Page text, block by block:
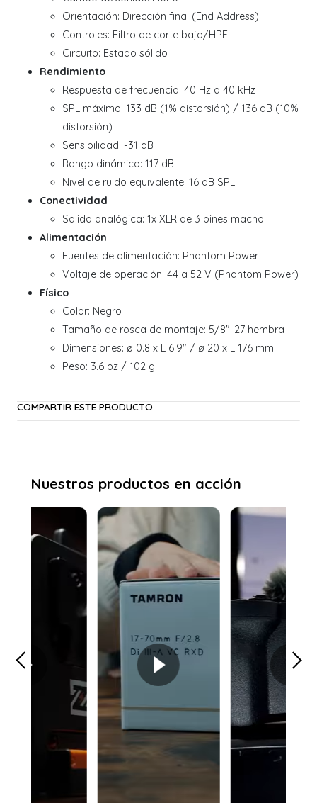
Orientación: Dirección final (End Address)
Controles: Filtro de corte bajo/HPF
Circuito: Estado sólido
Rendimiento
Respuesta de frecuencia: 40 Hz a 40 kHz
SPL máximo: 133 dB (1% distorsión) / 136 dB (10%
distorsión)
Sensibilidad: -31 dB
Rango dinámico: 117 dB
Nivel de ruido equivalente: 16 dB SPL
Conectividad
Salida analógica: 1x XLR de 3 pines macho
Alimentación
Fuentes de alimentación: Phantom Power
Voltaje de operación: 44 a 52 V (Phantom Power)
Físico
Color: Negro
Tamaño de rosca de montaje: 5/8"-27 hembra
Dimensiones: ø 0.8 x L 6.9" / ø 20 x L 176 mm
Peso: 3.6 oz / 102 g
COMPARTIR ESTE PRODUCTO